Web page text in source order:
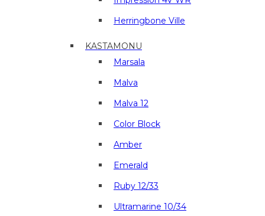
Herringbone Ville
KASTAMONU
Marsala
Malva
Malva 12
Color Block
Amber
Emerald
Ruby 12/33
Ultramarine 10/34